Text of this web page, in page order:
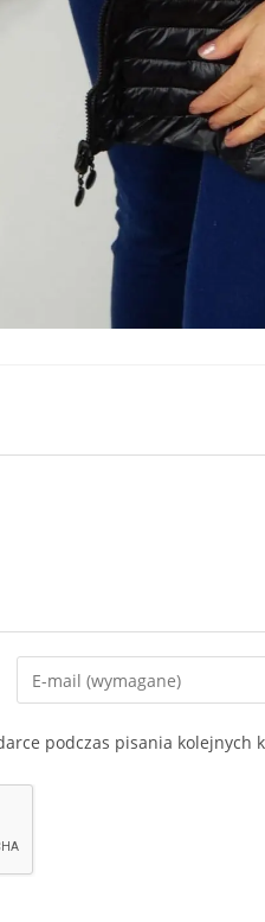
Enter
your
address
to
podczas pisania kolejnych